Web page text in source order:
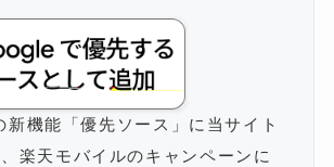
機能「優先ソース」に当サイト
楽天モバイルのキャンペーンに